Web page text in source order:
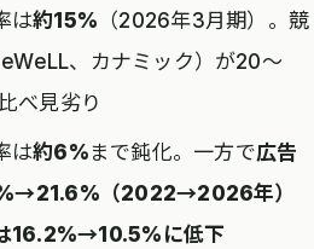
は約15% （2026年3月期）。競
、カナミック）が20〜
べ見劣り
は約6%まで鈍化。一方で広告
（2022→2026年）
16.2%→10.5%に低下